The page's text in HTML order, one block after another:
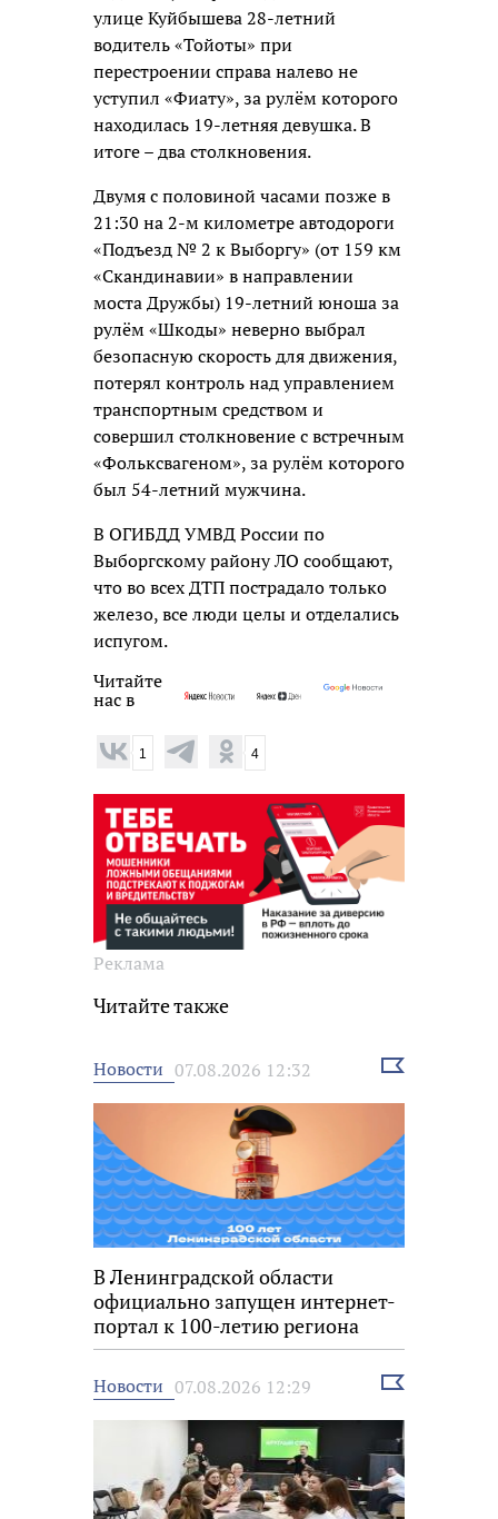
улице Куйбышева 28-летний
водитель «Тойоты» при
перестроении справа налево не
уступил «Фиату», за рулём которого
находилась 19-летняя девушка. В
итоге – два столкновения.
Двумя с половиной часами позже в
21:30 на 2-м километре автодороги
«Подъезд № 2 к Выборгу» (от 159 км
«Скандинавии» в направлении
моста Дружбы) 19-летний юноша за
рулём «Шкоды» неверно выбрал
безопасную скорость для движения,
потерял контроль над управлением
транспортным средством и
совершил столкновение с встречным
«Фольксвагеном», за рулём которого
был 54-летний мужчина.
В ОГИБДД УМВД России по
Выборгскому району ЛО сообщают,
что во всех ДТП пострадало только
железо, все люди целы и отделались
испугом.
Читайте
нас в
1 4
Реклама
Читайте также
Новости 07.08.2026 12:32
Выбрать
В Ленинградской области
официально запущен интернет-
портал к 100-летию региона
Новости 07.08.2026 12:29
Выбрать